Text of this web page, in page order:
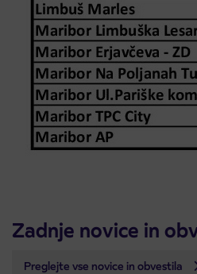
Zadnje novice in
Preglejte vse novice in obvestila